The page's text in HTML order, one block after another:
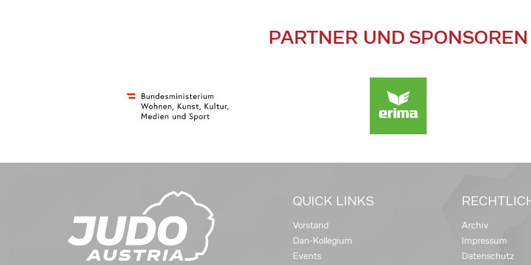
PARTNER UND SPONSOREN
QUICK LINKS
Vorstand
Dan-Kollegium
Events
Archiv
Impressum
Datenschutz